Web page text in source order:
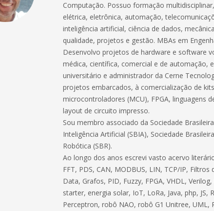
Computação. Possuo formação
elétrica, eletrônica, automação,
inteligência artificial, ciência de dados,
qualidade, projetos e gestão. MBAs em
Desenvolvo projetos de hardware e software
médica, científica, comercial e de automação,
universitário e administrador da Cerne
projetos embarcados, à comercialização de
microcontroladores (MCU), FPGA, linguagens
layout de circuito impresso.
Sou membro associado da Sociedade
Inteligência Artificial (SBIA), Sociedade
Robótica (SBR).
Ao longo dos anos escrevi vasto acervo
FFT, PDS, CAN, MODBUS, LIN, TCP/IP,
Data, Grafos, PID, Fuzzy, FPGA, VHDL,
starter, energia solar, IoT, LoRa, Java, php, JS,
Perceptron, robô NAO, robô G1 Unitree, UML,